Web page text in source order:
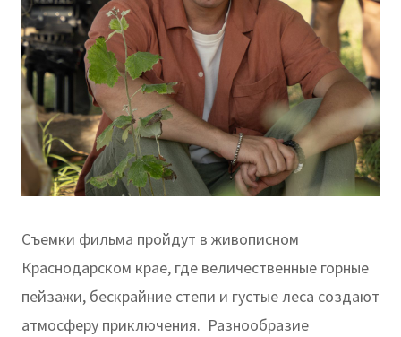
Съемки фильма пройдут в живописном
Краснодарском крае, где величественные горные
пейзажи, бескрайние степи и густые леса создают
атмосферу приключения. Разнообразие